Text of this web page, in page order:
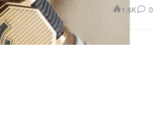
1.4K 0